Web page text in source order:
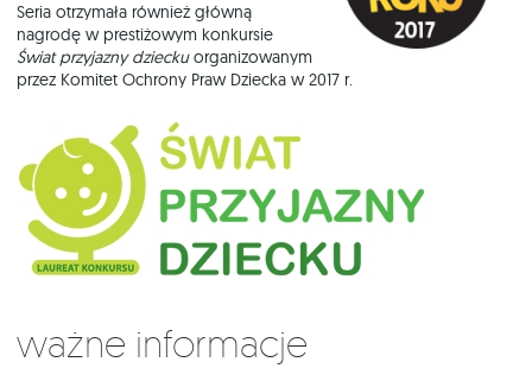
Seria otrzymała również główną
nagrodę w prestiżowym konkursie
Świat przyjazny dzieckuorganizowanym
przez Komitet Ochrony Praw Dziecka w 2017 r.
Ważne informacje